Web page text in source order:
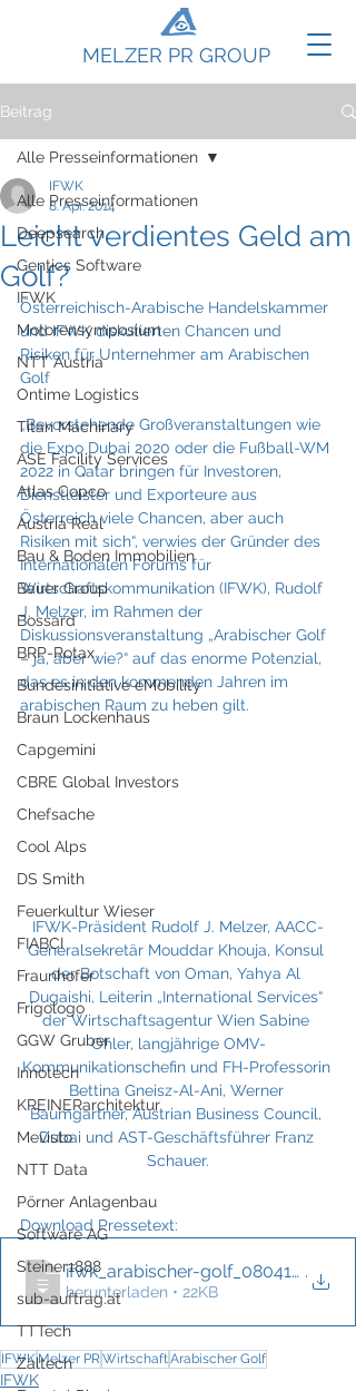
MELZER PR GROUP
Beitrag
Alle Presseinformationen
Deepsearch
Gentics Software
IFWK
Motorensymposium
NTT Austria
Ontime Logistics
Titan Machinary
ASE Facility Services
Atlas Copco
Austria Real
Bau & Boden Immobilien
Bauer Group
Bossard
BRP-Rotax
Bundesinitiative eMobility
Braun Lockenhaus
Capgemini
CBRE Global Investors
Chefsache
Cool Alps
DS Smith
Feuerkultur Wieser
FIABCI
Fraunhofer
Frigologo
GGW Gruber
Innotech
KREINERarchitektur
Mevisto
NTT Data
Pörner Anlagenbau
Software AG
Steiner1888
sub-auftrag.at
TTTech
Zaltech
Alle Presseinformationen
Leicht verdientes Geld am
Golf?
IFWK
8. Apr. 2014
Österreichisch-Arabische Handelskammer
und IFWK diskutierten Chancen und
Risiken für Unternehmer am Arabischen
Golf
„Bevorstehende Großveranstaltungen wie
die Expo Dubai 2020 oder die Fußball-WM
2022 in Qatar bringen für Investoren,
Dienstleister und Exporteure aus
Österreich viele Chancen, aber auch
Risiken mit sich“, verwies der Gründer des
Internationalen Forums für
Wirtschaftskommunikation (IFWK), Rudolf
J. Melzer, im Rahmen der
Diskussionsveranstaltung „Arabischer Golf
– ja, aber wie?“ auf das enorme Potenzial,
das es in den kommenden Jahren im
arabischen Raum zu heben gilt.
IFWK-Präsident Rudolf J. Melzer, AACC-
Generalsekretär Mouddar Khouja, Konsul
der Botschaft von Oman, Yahya Al
Dugaishi, Leiterin „International Services“
der Wirtschaftsagentur Wien Sabine
Ohler, langjährige OMV-
Kommunikationschefin und FH-Professorin
Bettina Gneisz-Al-Ani, Werner
Baumgartner, Austrian Business Council,
Dubai und AST-Geschäftsführer Franz
Schauer.
Download Pressetext:
ifwk_arabischer- .
herunterladen • 22KB
IFWK Melzer PRWirtschaftArabischer Golf
IFWK